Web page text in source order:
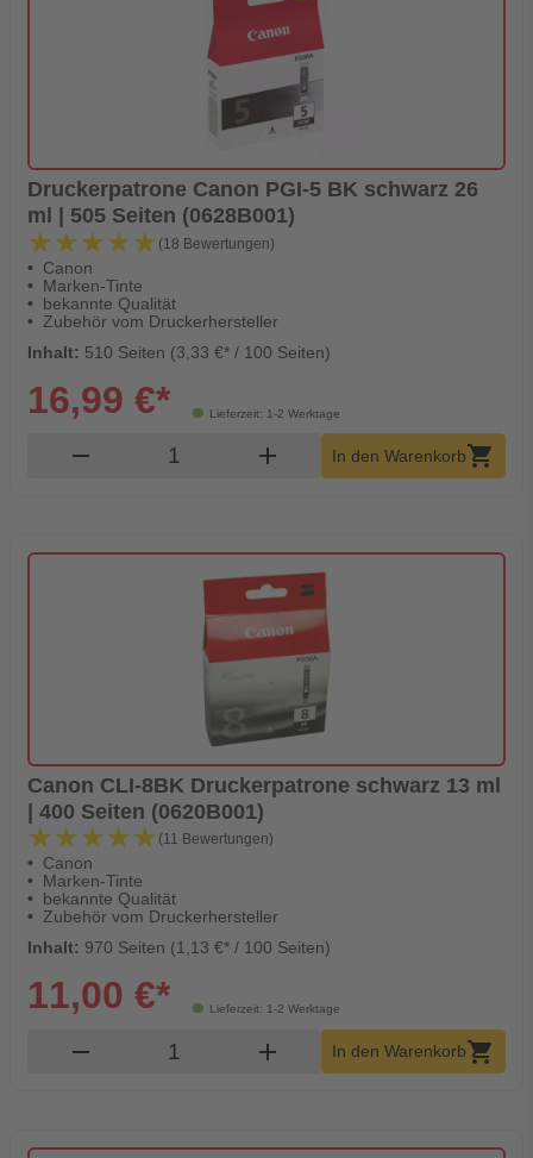
Druckerpatrone Canon PGI-5 BK schwarz 26
ml | 505 Seiten (0628B001)
★★★★★
★★★★★ (18 Bewertungen)
Canon
Marken-Tinte
bekannte Qualität
Zubehör vom Druckerhersteller
Inhalt: 510 Seiten (3,33 €* / 100 Seiten)
Lieferzeit: 1-2 Werktage
16,99 €*
remove Produkt Warenkorb Menge
add In den Warenkorbshopping_cart
Canon CLI-8BK Druckerpatrone schwarz 13 ml
| 400 Seiten (0620B001)
★★★★★
★★★★★ (11 Bewertungen)
Canon
Marken-Tinte
bekannte Qualität
Zubehör vom Druckerhersteller
Inhalt: 970 Seiten (1,13 €* / 100 Seiten)
Lieferzeit: 1-2 Werktage
11,00 €*
remove Produkt Warenkorb Menge
add In den Warenkorbshopping_cart